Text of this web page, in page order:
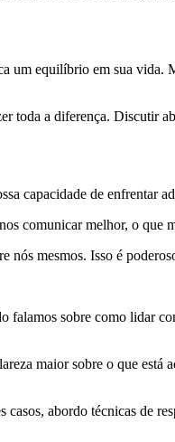
equilíbrio em sua
a diferença. Discutir
capacidade de enfrentar
comunicar melhor, o que
mesmos. Isso é
sobre como lidar
maior sobre o que
abordo técnicas de